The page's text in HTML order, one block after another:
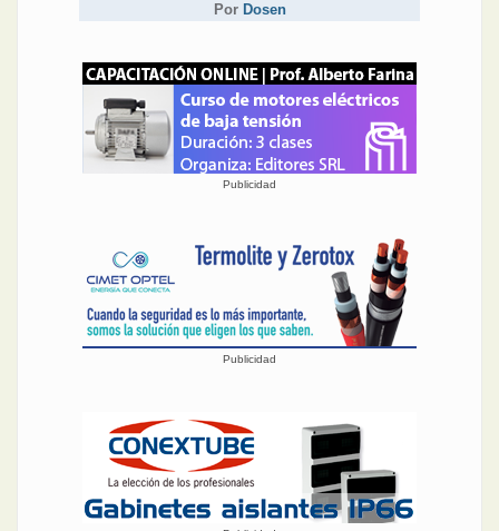
Por Dosen
Publicidad
Publicidad